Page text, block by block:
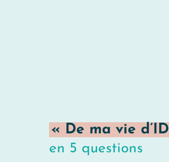
« De ma vie
en 5 questions